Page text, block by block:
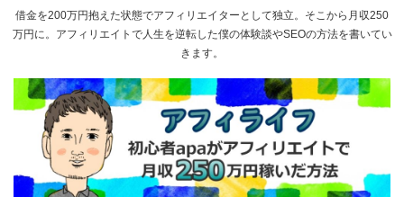
借金を200万円抱えた状態でアフィリエイターとして独立。そこから月収250
万円に。アフィリエイトで人生を逆転した僕の体験談やSEOの方法を書いてい
きます。